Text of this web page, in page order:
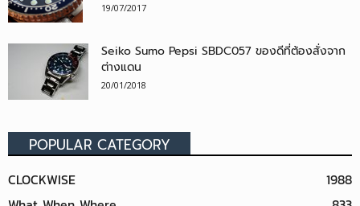
19/07/2017
Seiko Sumo Pepsi SBDC057 ของดีที่ต้องสั่งจาก
ต่างแดน
20/01/2018
POPULAR CATEGORY
CLOCKWISE
1988